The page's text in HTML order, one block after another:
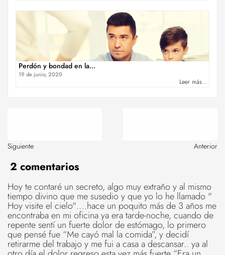
Perdón y bondad en la...
19 de junio, 2020
Leer más...
Anterior
Siguiente
2 comentarios
Hoy te contaré un secreto, algo muy extraño y al mismo
tiempo divino que me susedio y que yo lo he llamado "
Hoy visite el cielo"….hace un poquito más de 3 años me
encontraba en mi oficina ya era tarde-noche, cuando de
repente sentí un fuerte dolor de estómago, lo primero
que pensé fue “Me cayó mal la comida”, y decidí
retirarme del trabajo y me fui a casa a descansar.. ya al